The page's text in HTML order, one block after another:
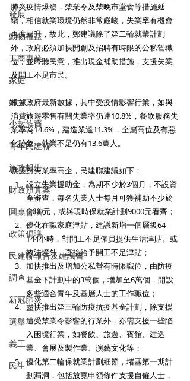
發展
動物權益
工商專業
家庭
婦女
少數族裔
青年民建聯
施政報告
財政預算案
圓桌會議
政策倡議
民建聯報告及建議書
調查
新冠肺炎
選舉
義工
民生
肺炎疫情爆發，禁業令及禁晚市堂食等措施延
續，相信就業環境仍然非常嚴峻，失業率有機會
再度回升，故此，鄭建議除了第二輪就業計劃
外，政府必須加快開創及招聘有時限的公私營職
位，並聆聽民意，推出現金補助措施，支援失業
及開工不足市民。
根據政府最新數據，其中受疫情影響行業，如與
消費旅遊零售有關失業率仍達10.8%，餐飲服務失
業率為14.6%，建造業達11.3%，全屬高位及有惡
化跡象，就業不足仍有13.6萬人。
就應對失業率高企，民建聯建議如下：
設立失業援助金，為期不少於3個月，不設資
產審查，每名失業人士每月可獲補助不少於
6000元，或與現時保就業計劃9000元看齊；
優化在職家庭津貼，建議新增一個層級64-
144小時，對開工不足僱員提供生活津貼。或
效法境外，直接給予開工不足津貼；
加快推出及增加公私營有時限職位，由防疫
基金下計劃中的3萬個，增加至6萬個，開設
多些適合青年及基層人士的工作職位；
盡快推出第三輪防疫抗疫基金計劃，除支援
遭受禁業令影響的行業外，亦需支援一些陷
入困境行業，如餐飲、旅遊、賓館、建造
業、會展及製作業、演藝文化等；
優化第二輪保就業計劃細節，堵塞第一期計
劃漏洞，包括放寛申領條件支援自僱人士，